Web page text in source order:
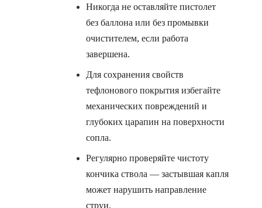
Никогда не оставляйте пистолет
без баллона или без промывки
очистителем, если работа
завершена.
Для сохранения свойств
тефлонового покрытия избегайте
механических повреждений и
глубоких царапин на поверхности
сопла.
Регулярно проверяйте чистоту
кончика ствола — застывшая капля
может нарушить направление
струи.